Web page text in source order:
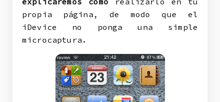
propia página, de modo que el
iDevice no ponga una simple
microcaptura.